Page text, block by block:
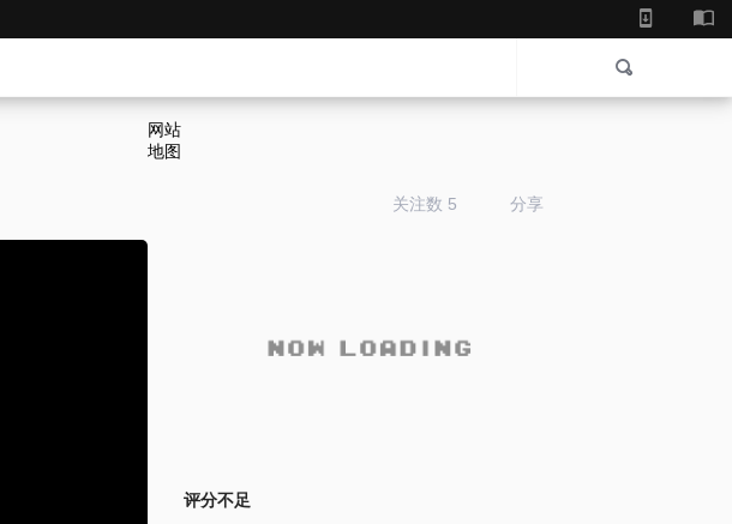
关注数 5 分享
评分不足
网站
地图